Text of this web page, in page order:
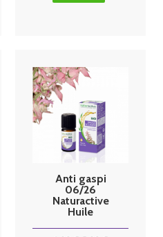
Anti gaspi
06/26
Naturactive
Huile